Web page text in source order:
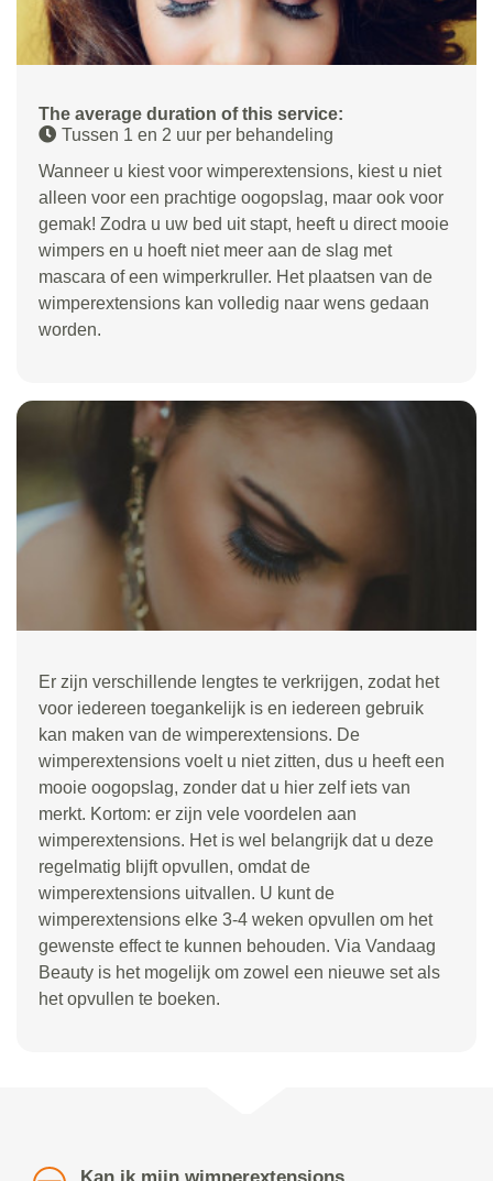
The average duration of this service:
Tussen 1 en 2 uur per behandeling
Wanneer u kiest voor wimperextensions, kiest u niet
alleen voor een prachtige oogopslag, maar ook voor
gemak! Zodra u uw bed uit stapt, heeft u direct mooie
wimpers en u hoeft niet meer aan de slag met
mascara of een wimperkruller. Het plaatsen van de
wimperextensions kan volledig naar wens gedaan
worden.
Er zijn verschillende lengtes te verkrijgen, zodat het
voor iedereen toegankelijk is en iedereen gebruik
kan maken van de wimperextensions. De
wimperextensions voelt u niet zitten, dus u heeft een
mooie oogopslag, zonder dat u hier zelf iets van
merkt. Kortom: er zijn vele voordelen aan
wimperextensions. Het is wel belangrijk dat u deze
regelmatig blijft opvullen, omdat de
wimperextensions uitvallen. U kunt de
wimperextensions elke 3-4 weken opvullen om het
gewenste effect te kunnen behouden. Via Vandaag
Beauty is het mogelijk om zowel een nieuwe set als
het opvullen te boeken.